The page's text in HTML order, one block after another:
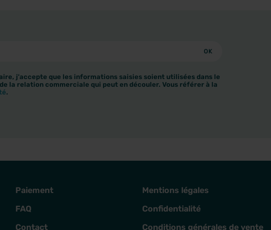
j'accepte que les informations saisies soient utilisées dans le
la relation commerciale qui peut en découler. Vous référer à la
.
Paiement
FAQ
Contact
Mentions légales
Confidentialité
Conditions générales de vente